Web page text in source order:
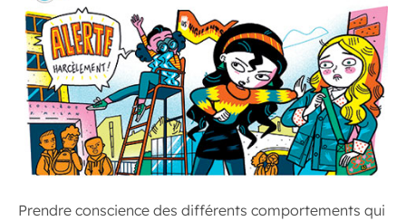
Prendre conscience des différents comportements qui